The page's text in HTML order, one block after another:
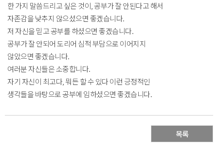
한 가지 말씀드리고 싶은 것이, 공부가 잘 안된다고 해서
자존감을 낮추지 않으셨으면 좋겠습니다.
저 자신을 믿고 공부를 하셨으면 좋겠습니다.
공부가 잘 안되어 도리어 심적 부담으로 이어지지
않았으면 좋겠습니다.
여러분 자신들은 소중합니다.
자기 자신이 최고다, 뭐든 할 수 있다 이런 긍정적인
생각들을 바탕으로 공부에 임하셨으면 좋겠습니다.
목록